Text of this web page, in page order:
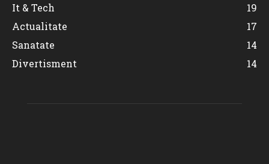
It & Tech
19
Actualitate
17
Sanatate
14
Divertisment
14